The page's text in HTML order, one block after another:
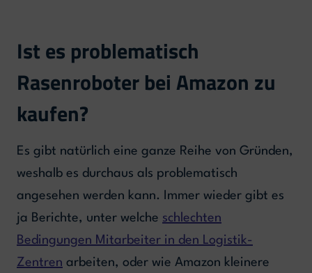
Ist es problematisch
Rasenroboter bei Amazon zu
kaufen?
Es gibt natürlich eine ganze Reihe von Gründen,
weshalb es durchaus als problematisch
angesehen werden kann. Immer wieder gibt es
ja Berichte, unter welche schlechten
Bedingungen Mitarbeiter in den Logistik-
Zentren arbeiten, oder wie Amazon kleinere